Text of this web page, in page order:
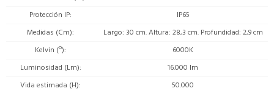
Protección IP
IP65
Medidas (Cm)
Largo: 30 cm. Altura: 28,3 cm. Profundidad: 2,9 cm
Kelvin (º)
6000K
Luminosidad (Lm)
16.000 lm
Vida estimada (H)
50.000